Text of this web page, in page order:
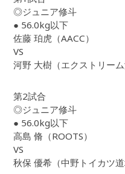
◎ジュニア修斗
● 56.0kg以下
佐藤 珀虎（AACC）
VS
河野 大樹（エクストリーム
第2試合
◎ジュニア修斗
● 56.0kg以下
高島 脩（ROOTS）
VS
秋保 優希（中野トイカツ道